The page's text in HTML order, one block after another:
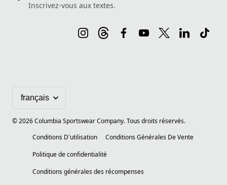
Inscrivez-vous aux textes.
©2026Columbia Sportswear Company. Tous droits réservés.
Conditions D'utilisation
Conditions Générales De Vente
Politique de confidentialité
Conditions générales des récompenses